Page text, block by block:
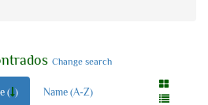
Change search
( ) Name (A-Z)